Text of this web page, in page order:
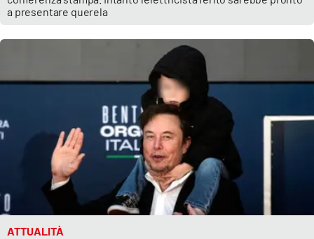
a presentare querela
ATTUALITÀ